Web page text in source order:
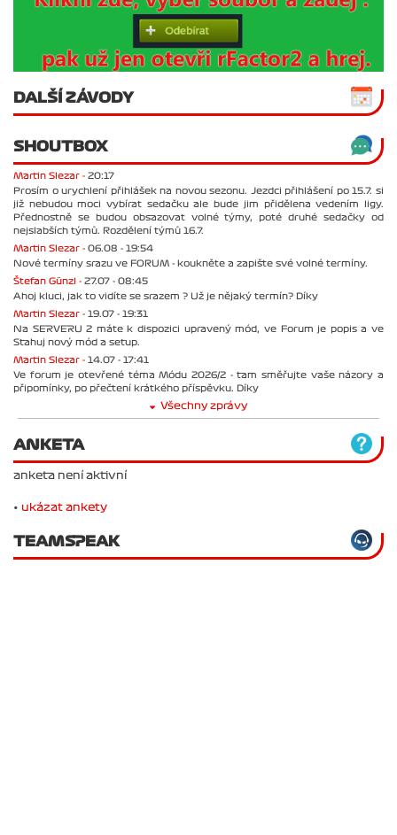
DALŠÍ ZÁVODY
SHOUTBOX
Martin Slezar - 20:17
Prosím o urychlení přihlášek na novou sezonu. Jezdci přihlášení po 15.7. si
již nebudou moci vybírat sedačku ale bude jim přidělena vedením ligy.
Přednostně se budou obsazovat volné týmy, poté druhé sedačky od
nejslabších týmů. Rozdělení týmů 16.7.
Martin Slezar - 06.08 - 19:54
Nové termíny srazu ve FORUM - koukněte a zapište své volné termíny.
Štefan Günzl - 27.07 - 08:45
Ahoj kluci, jak to vidíte se srazem ? Už je nějaký termín? Díky
Martin Slezar - 19.07 - 19:31
Na SERVERU 2 máte k dispozici upravený mód, ve Forum je popis a ve
Stahuj nový mód a setup.
Martin Slezar - 14.07 - 17:41
Ve forum je otevřené téma Módu 2026/2 - tam směřujte vaše názory a
připomínky, po přečtení krátkého příspěvku. Díky
Všechny zprávy
ANKETA
anketa není aktivní
• ukázat ankety
TEAMSPEAK